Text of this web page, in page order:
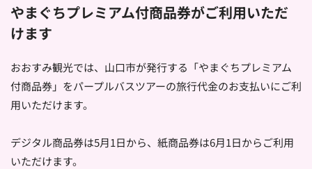
やまぐちプレミアム付商品券がご利用いただ
けます
おおすみ観光では、山口市が発行する「やまぐちプレミアム
付商品券」をパープルバスツアーの旅行代金のお支払いにご利
用いただけます。
デジタル商品券は5月1日から、紙商品券は6月1日からご利用
いただけます。